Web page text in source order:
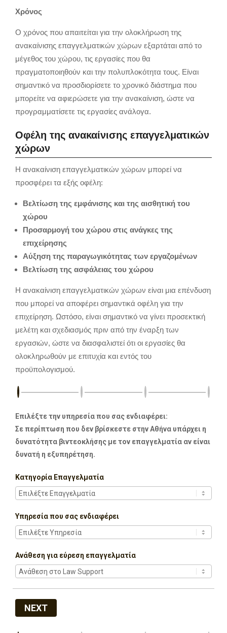
Χρόνος
Ο χρόνος που απαιτείται για την ολοκλήρωση της
ανακαίνισης επαγγελματικών χώρων εξαρτάται από το
μέγεθος του χώρου, τις εργασίες που θα
πραγματοποιηθούν και την πολυπλοκότητα τους. Είναι
σημαντικό να προσδιορίσετε το χρονικό διάστημα που
μπορείτε να αφιερώσετε για την ανακαίνιση, ώστε να
προγραμματίσετε τις εργασίες ανάλογα.
Οφέλη της ανακαίνισης επαγγελματικών
χώρων
Η ανακαίνιση επαγγελματικών χώρων μπορεί να
προσφέρει τα εξής οφέλη:
Βελτίωση της εμφάνισης και της αισθητική του
χώρου
Προσαρμογή του χώρου στις ανάγκες της
επιχείρησης
Αύξηση της παραγωγικότητας των εργαζομένων
Βελτίωση της ασφάλειας του χώρου
Η ανακαίνιση επαγγελματικών χώρων είναι μια επένδυση
που μπορεί να αποφέρει σημαντικά οφέλη για την
επιχείρηση. Ωστόσο, είναι σημαντικό να γίνει προσεκτική
μελέτη και σχεδιασμός πριν από την έναρξη των
εργασιών, ώστε να διασφαλιστεί ότι οι εργασίες θα
ολοκληρωθούν με επιτυχία και εντός του
προϋπολογισμού.
Επιλέξτε την υπηρεσία που σας ενδιαφέρει:
Σε περίπτωση που δεν βρίσκεστε στην Αθήνα υπάρχει η
δυνατότητα βιντεοκλήσης με τον επαγγελματία αν είναι
δυνατή η εξυπηρέτηση.
Κατηγορία Επαγγελματία
Υπηρεσία που σας ενδιαφέρει
Ανάθεση για εύρεση επαγγελματία
NEXT